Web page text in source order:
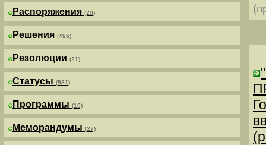
Распоряжения (20)
Решения (496)
Резолюции (21)
Статусы (881)
Программы (19)
Меморандумы (27)